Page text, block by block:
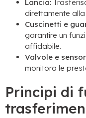
Lancia:
direttamente
Cuscinetti e
garantire un
affidabile.
Valvole e
monitora le
Principi di